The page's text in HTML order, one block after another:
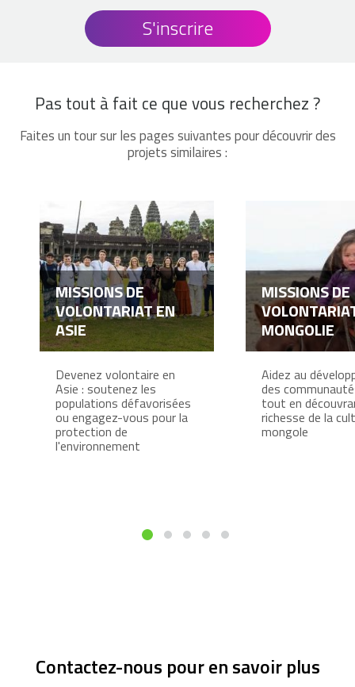
S'inscrire
Pas tout à fait ce que vous recherchez ?
Faites un tour sur les pages suivantes pour découvrir des
projets similaires :
MISSIONS DE
VOLONTARIAT EN
ASIE
Devenez volontaire en
Asie : soutenez les
populations défavorisées
ou engagez-vous pour la
protection de
l'environnement
MISSIONS DE
MONGOLIE
Aidez au
des
tout en
richesse de la
mongole
Contactez-nous pour en savoir plus